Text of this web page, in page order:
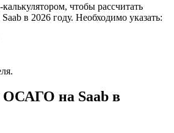
чтобы рассчитать
в 2026 году. Необходимо указать:
ОСАГО на Saab в